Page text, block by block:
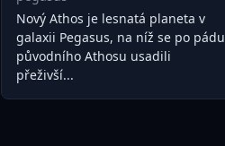
Nový Athos je lesnatá planeta v
galaxii Pegasus, na níž se po pádu
původního Athosu usadili
přeživší...